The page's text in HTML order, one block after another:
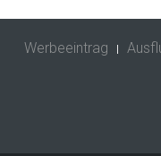
Werbeeintrag